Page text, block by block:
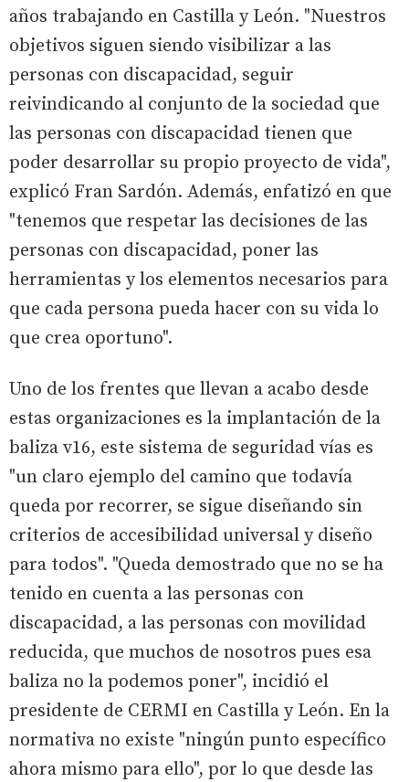
años trabajando en Castilla y León. "Nuestros
objetivos siguen siendo visibilizar a las
personas con discapacidad, seguir
reivindicando al conjunto de la sociedad que
las personas con discapacidad tienen que
poder desarrollar su propio proyecto de vida",
explicó Fran Sardón. Además, enfatizó en que
"tenemos que respetar las decisiones de las
personas con discapacidad, poner las
herramientas y los elementos necesarios para
que cada persona pueda hacer con su vida lo
que crea oportuno".
Uno de los frentes que llevan a acabo desde
estas organizaciones es la implantación de la
baliza v16, este sistema de seguridad vías es
"un claro ejemplo del camino que todavía
queda por recorrer, se sigue diseñando sin
criterios de accesibilidad universal y diseño
para todos". "Queda demostrado que no se ha
tenido en cuenta a las personas con
discapacidad, a las personas con movilidad
reducida, que muchos de nosotros pues esa
baliza no la podemos poner", incidió el
presidente de CERMI en Castilla y León. En la
normativa no existe "ningún punto específico
ahora mismo para ello", por lo que desde las